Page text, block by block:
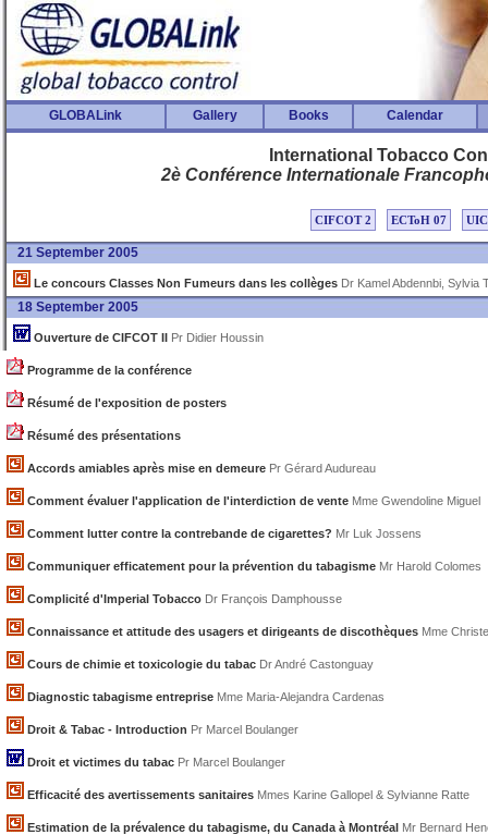
GLOBALink Gallery Books Calendar
International Tobacco
2è Conférence Internationale
CIFCOT 2 ECToH 07
21 September 2005
Le concours Classes Non Fumeurs dans les collèges Dr Kamel Abdennbi, Sylvia
18 September 2005
Ouverture de CIFCOT II Pr Didier Houssin
Programme de la conférence
Résumé de l'exposition de posters
Résumé des présentations
Accords amiables après mise en demeure Pr Gérard Audureau
Comment évaluer l'application de l'interdiction de vente Mme Gwendoline Miguel
Comment lutter contre la contrebande de cigarettes? Mr Luk Jossens
Communiquer efficatement pour la prévention du tabagisme Mr Harold Colomes
Complicité d'Imperial Tobacco Dr François Damphousse
Connaissance et attitude des usagers et dirigeants de discothèques Mme
Cours de chimie et toxicologie du tabac Dr André Castonguay
Diagnostic tabagisme entreprise Mme Maria-Alejandra Cardenas
Droit & Tabac - Introduction Pr Marcel Boulanger
Droit et victimes du tabac Pr Marcel Boulanger
Efficacité des avertissements sanitaires Mmes Karine Gallopel & Sylvianne Ratte
Estimation de la prévalence du tabagisme, du Canada à Montréal Mr Bernard